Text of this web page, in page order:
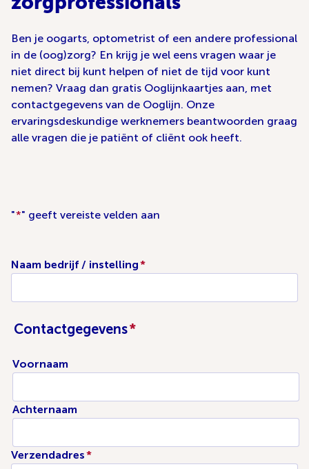
Ben je oogarts, optometrist of een andere professional
in de (oog)zorg? En krijg je wel eens vragen waar je
niet direct bij kunt helpen of niet de tijd voor kunt
nemen? Vraag dan gratis Ooglijnkaartjes aan, met
contactgegevens van de Ooglijn. Onze
ervaringsdeskundige werknemers beantwoorden graag
alle vragen die je patiënt of cliënt ook heeft.
"*" geeft vereiste velden aan
Naam bedrijf / instelling*
Contactgegevens*
Voornaam
Achternaam
Verzendadres*